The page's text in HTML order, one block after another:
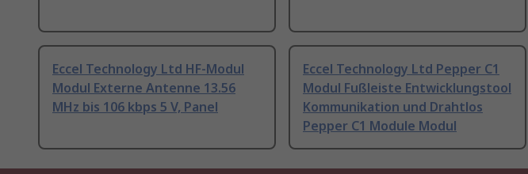
Eccel Technology Ltd HF-Modul
Modul Externe Antenne 13.56
MHz bis 106 kbps 5 V, Panel
Eccel Technology Ltd Pepper C1
Modul Fußleiste Entwicklungstool
Kommunikation und Drahtlos
Pepper C1 Module Modul